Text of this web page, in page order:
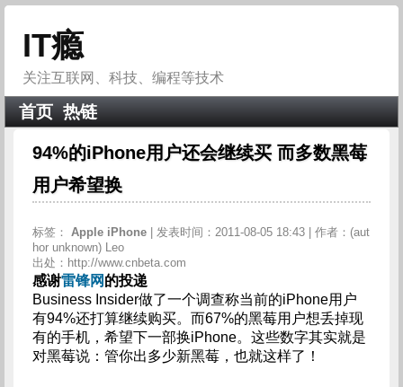
IT瘾
关注互联网、科技、编程等技术
首页 热链
94%的iPhone用户还会继续买 而多数黑莓
用户希望换
标签： Apple iPhone
| 发表时间：2011-08-05 18:43 | 作者：(aut
hor unknown) Leo
出处：http://www.cnbeta.com
感谢雷锋网的投递
Business Insider做了一个调查称当前的iPhone用户
有94%还打算继续购买。而67%的黑莓用户想丢掉现
有的手机，希望下一部换iPhone。这些数字其实就是
对黑莓说：管你出多少新黑莓，也就这样了！